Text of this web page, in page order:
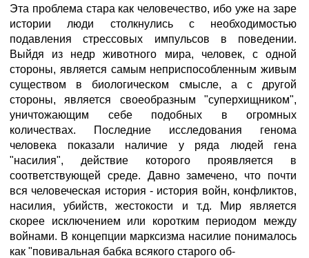
Эта проблема стара как человечество, ибо уже на заре
истории люди столкнулись с необходимостью
подавления стрессовых импульсов в поведении.
Выйдя из недр животного мира, человек, с одной
стороны, является самым неприспособленным живым
существом в биологическом смысле, а с другой
стороны, является своеобразным "суперхищником",
уничтожающим себе подобных в огромных
количествах. Последние исследования генома
человека показали наличие у ряда людей гена
"насилия", действие которого проявляется в
соответствующей среде. Давно замечено, что почти
вся человеческая история - история войн, конфликтов,
насилия, убийств, жестокости и т.д. Мир является
скорее исключением или коротким периодом между
войнами. В концепции марксизма насилие понималось
как "повивальная бабка всякого старого об-